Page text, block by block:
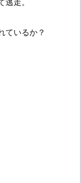
走。
ているか？